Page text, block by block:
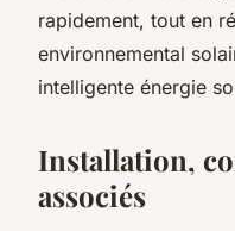
rapidement, tout en
environnemental
intelligente énergie
Installation,
associés